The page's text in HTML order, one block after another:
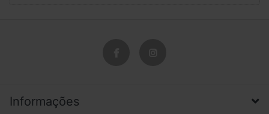
Informações